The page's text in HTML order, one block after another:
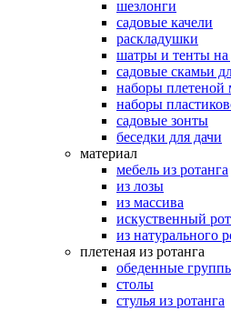
шезлонги
садовые качели
раскладушки
шатры и тенты на
садовые скамьи
наборы плетеной
наборы
садовые зонты
беседки для дачи
материал
мебель из ротанга
из лозы
из массива
искуственный
из натурального
плетеная из ротанга
обеденные
столы
стулья из ротанга